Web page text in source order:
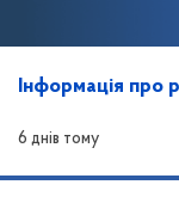
Інформація про
6 днів тому